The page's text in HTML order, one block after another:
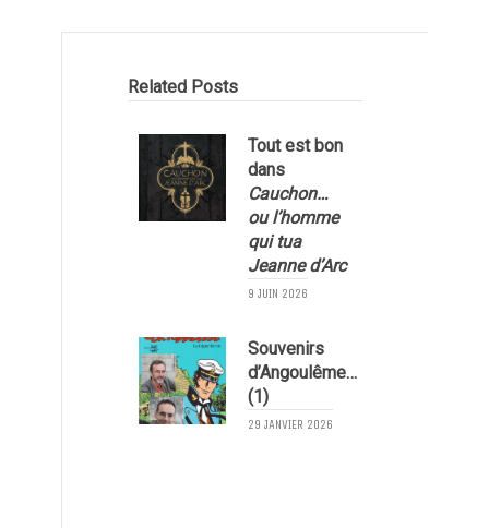
Related Posts
Tout est bon
dans
Cauchon…
ou l’homme
qui tua
Jeanne d’Arc
9 JUIN 2026
Souvenirs
d’Angoulême…
(1)
29 JANVIER 2026